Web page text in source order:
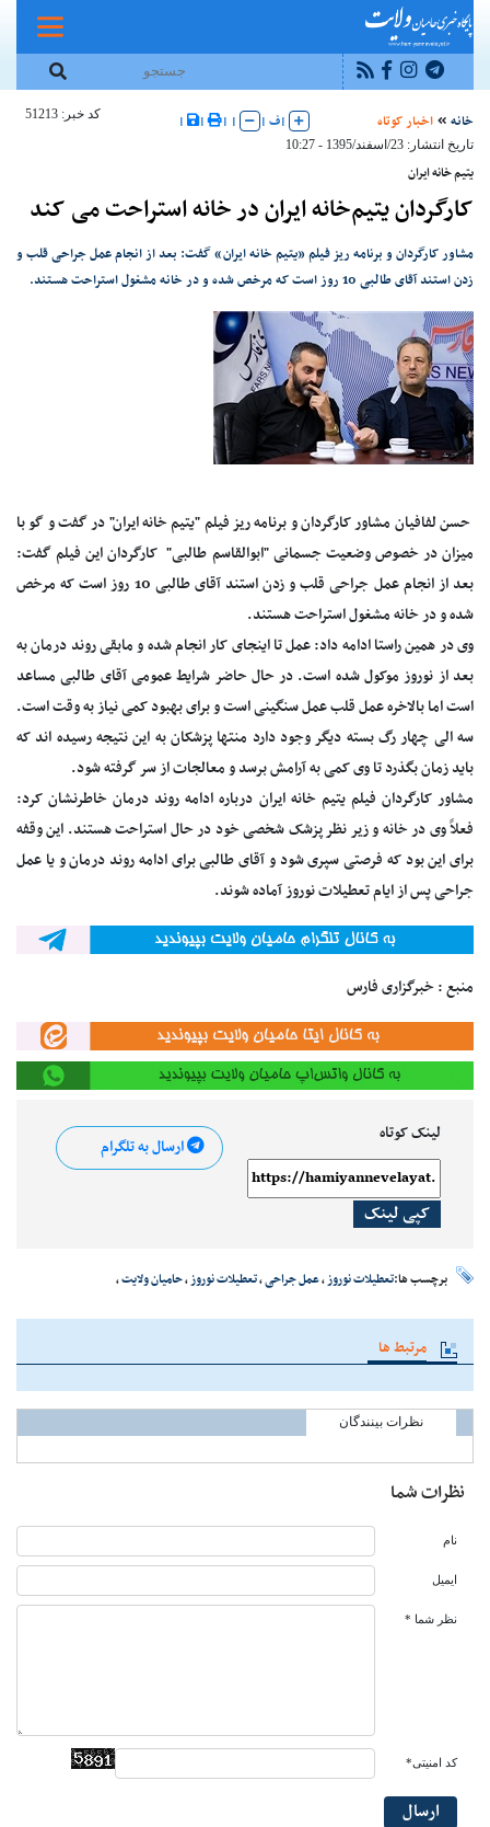
خانه اخبار کوتاه |ف |
|
|
|
|
کد خبر: 51213
تاریخ انتشار: 23/اسفند/1395 - 10:27
یتیم خانه ایران
کارگردان یتیم‌خانه ایران در خانه استراحت می کند
مشاور کارگردان و برنامه ریز فیلم «یتیم خانه ایران» گفت: بعد از انجام عمل جراحی قلب و
زدن استند آقای طالبی 10 روز است که مرخص شده و در خانه مشغول استراحت هستند.
حسن لفافیان مشاور کارگردان و برنامه ریز فیلم "یتیم خانه ایران" در گفت و گو با
میزان در خصوص وضعیت جسمانی "ابوالقاسم طالبی" کارگردان این فیلم گفت:
بعد از انجام عمل جراحی قلب و زدن استند آقای طالبی 10 روز است که مرخص
شده و در خانه مشغول استراحت هستند.
وی در همین راستا ادامه داد: عمل تا اینجای کار انجام شده و مابقی روند درمان به
بعد از نوروز موکول شده است. در حال حاضر شرایط عمومی آقای طالبی مساعد
است اما بالاخره عمل قلب عمل سنگینی است و برای بهبود کمی نیاز به وقت است.
سه الی چهار رگ بسته دیگر وجود دارد منتها پزشکان به این نتیجه رسیده اند که
باید زمان بگذرد تا وی کمی به آرامش برسد و معالجات از سر گرفته شود.
مشاور کارگردان فیلم یتیم خانه ایران درباره ادامه روند درمان خاطرنشان کرد:
فعلاً وی در خانه و زیر نظر پزشک شخصی خود در حال استراحت هستند. این وقفه
برای این بود که فرصتی سپری شود و آقای طالبی برای ادامه روند درمان و یا عمل
جراحی پس از ایام تعطیلات نوروز آماده شوند.
منبع : خبرگزاری فارس
لینک کوتاه
کپی لینک
ارسال به تلگرام
برچسب ها:تعطیلات نوروز،عمل جراحی،تعطیلات نوروز،حامیان ولایت،
مرتبط ها
نظرات بینندگان
نظرات شما
نام
ایمیل
نظر شما *
کد امنیتی*
ارسال